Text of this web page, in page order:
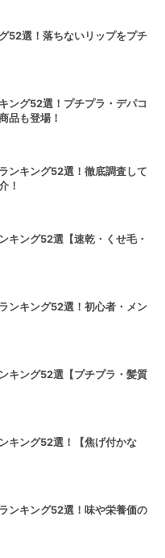
52選！落ちないリップをプチ
ング52選！プチプラ・デパコ
品も登場！
ンキング52選！徹底調査して
！
キング52選【速乾・くせ毛・
ンキング52選！初心者・メン
キング52選【プチプラ・髪質
キング52選！【焦げ付かな
ンキング52選！味や栄養価の